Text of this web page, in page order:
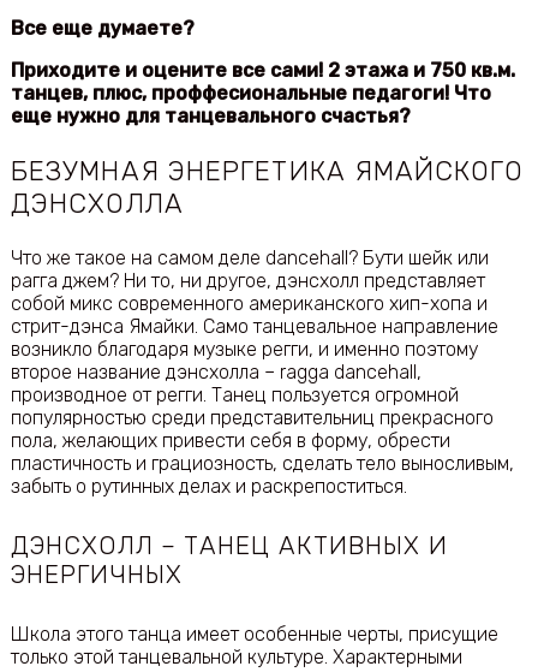
Все еще думаете?
Приходите и оцените все сами! 2 этажа и 750 кв.м.
танцев, плюс, проффесиональные педагоги! Что
еще нужно для танцевального счастья?
БЕЗУМНАЯ ЭНЕРГЕТИКА ЯМАЙСКОГО
ДЭНСХОЛЛА
Что же такое на самом деле dancehall? Бути шейк или
рагга джем? Ни то, ни другое, дэнсхолл представляет
собой микс современного американского хип-хопа и
стрит-дэнса Ямайки. Само танцевальное направление
возникло благодаря музыке регги, и именно поэтому
второе название дэнсхолла – ragga dancehall,
производное от регги. Танец пользуется огромной
популярностью среди представительниц прекрасного
пола, желающих привести себя в форму, обрести
пластичность и грациозность, сделать тело выносливым,
забыть о рутинных делах и раскрепоститься.
ДЭНСХОЛЛ – ТАНЕЦ АКТИВНЫХ И
ЭНЕРГИЧНЫХ
Школа этого танца имеет особенные черты, присущие
только этой танцевальной культуре. Характерными